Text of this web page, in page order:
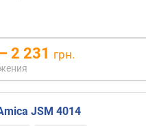
2 231 грн.
JSM 4014